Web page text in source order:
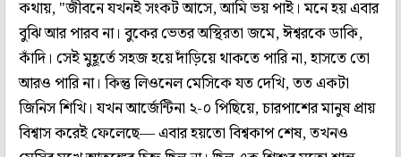
কথায়, "জীবনে যখনই সংকট আসে, আমি ভয় পাই। মনে হয় এবার
বুঝি আর পারব না। বুকের ভেতর অস্থিরতা জমে, ঈশ্বরকে ডাকি,
কাঁদি। সেই মুহূর্তে সহজ হয়ে দাঁড়িয়ে থাকতে পারি না, হাসতে তো
আরও পারি না। কিন্তু লিওনেল মেসিকে যত দেখি, তত একটা
জিনিস শিখি। যখন আর্জেন্টিনা ২-০ পিছিয়ে, চারপাশের মানুষ প্রায়
বিশ্বাস করেই ফেলেছে— এবার হয়তো বিশ্বকাপ শেষ, তখনও